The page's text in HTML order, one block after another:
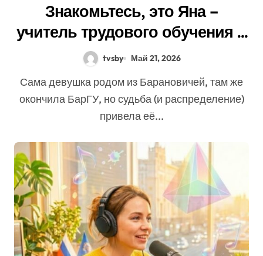
Знакомьтесь, это Яна –
учитель трудового обучения в
средней школе №12 города
tvsby Май 21, 2026
Сама девушка родом из Барановичей, там же
окончила БарГУ, но судьба (и распределение)
привела её...